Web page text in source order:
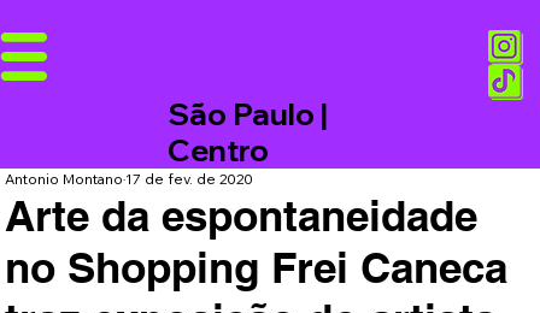
São Paulo |
Centro
Arte da espontaneidade
no Shopping Frei Caneca
Antonio Montano17 de fev. de 2020